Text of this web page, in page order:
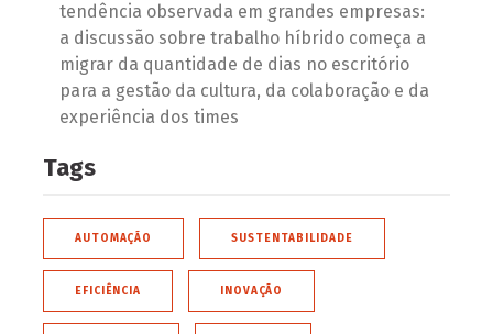
tendência observada em grandes empresas:
a discussão sobre trabalho híbrido começa a
migrar da quantidade de dias no escritório
para a gestão da cultura, da colaboração e da
experiência dos times
Tags
AUTOMAÇÃO SUSTENTABILIDADE
EFICIÊNCIA INOVAÇÃO